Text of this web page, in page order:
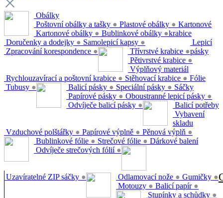
Obálky
Poštovní obálky a tašky ● Plastové obálky ●
Kartonové obálky ● Bublinkové obálky ●
Doručenky a dodejky ● Samolepicí kapsy ●
Zpracování korespondence ●
Kartonové
krabice
Třívrstvé krabice ●
Pětivrstvé krabice ●
Rychlouzavírací a poštovní krabice ● Stěhovací krabice ●
Tubusy ●
Lepicí
pásky
Balicí pásky ● Speciální pásky ●
Papírové pásky ● Oboustranné lepicí pásky ●
Odvíječe balicí pásky ●
Výplňový materiál
Vzduchové polštářky ● Papírové výplně ● Pěnová výplň ●
Fólie
Bublinkové fólie ● Strečové fólie ●
Odvíječe strečových fólií ●
Sáčky
Uzavíratelné ZIP sáčky ●
Balicí potřeby
Odlamovací nože ● Gumičky ●
Motouzy ● Balicí papír ●
Vybavení
skladu
Stupínky a schůdky ●
Dárkové balení